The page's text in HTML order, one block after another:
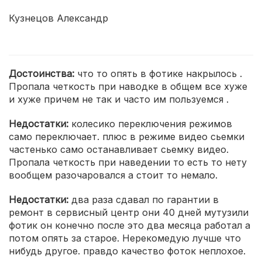
Кузнецов Александр
Достоинства: что то опять в фотике накрылось .
Пропала четкость при наводке в общем все хуже
и хуже причем не так и часто им пользуемся .
Недостатки: колесико переключения режимов
само переключает. плюс в режиме видео сьемки
частенько само останавливает сьемку видео.
Пропала четкость при наведении то есть то нету
вообщем разочаровался а стоит то немало.
Недостатки: два раза сдавал по гарантии в
ремонт в сервисный центр они 40 дней мутузили
фотик он конечно после это два месяца работал а
потом опять за старое. Нерекомедую лучше что
нибудь другое. правдо качество фоток неплохое.